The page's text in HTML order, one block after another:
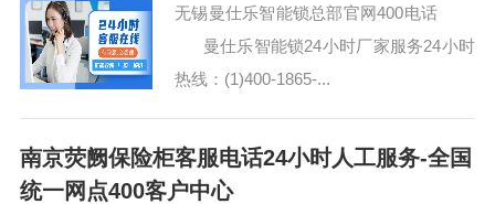
无锡曼仕乐智能锁总部官网400电话
曼仕乐智能锁24小时厂家服务24小时
热线：(1)400-1865-...
南京荧阙保险柜客服电话24小时人工服务-全国
统一网点400客户中心